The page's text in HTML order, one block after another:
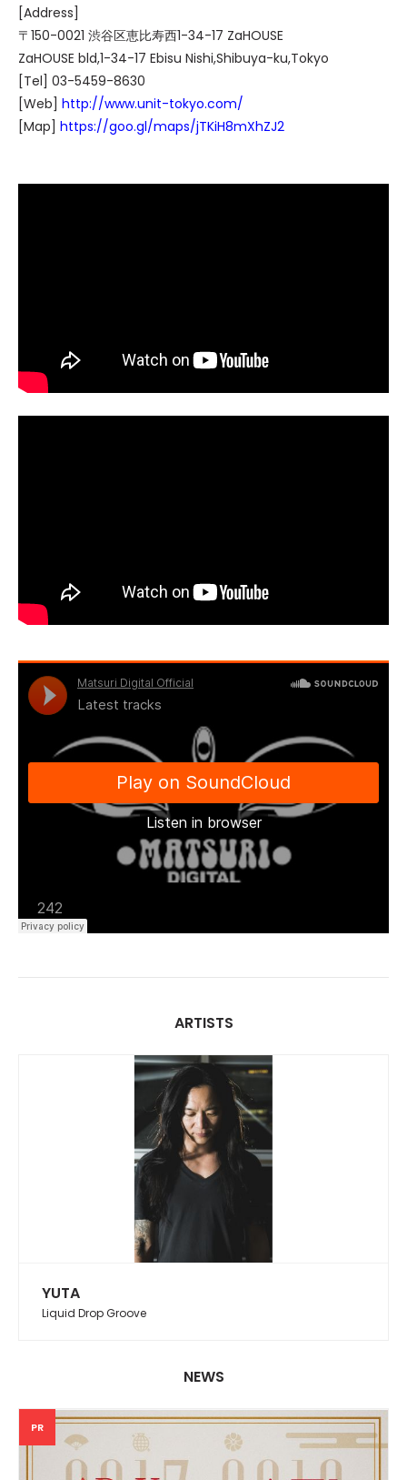
[Address]
〒150-0021 渋谷区恵比寿西1-34-17 ZaHOUSE
ZaHOUSE bld,1-34-17 Ebisu Nishi,Shibuya-ku,Tokyo
[Tel] 03-5459-8630
[Web] http://www.unit-tokyo.com/
[Map] https://goo.gl/maps/jTKiH8mXhZJ2
ARTISTS
YUTA
Liquid Drop Groove
NEWS
PR